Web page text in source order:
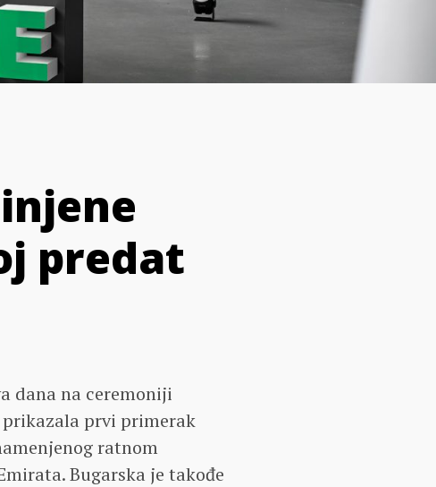
predat
dana na ceremoniji
prikazala prvi primerak
ratnom
Bugarska je takođe